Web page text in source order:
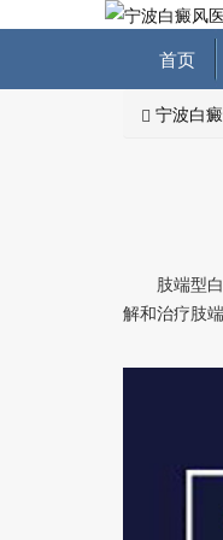
首页
宁波白
肢端型白
解和治疗肢